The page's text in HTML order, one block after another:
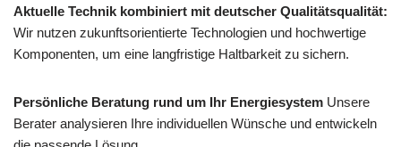
Aktuelle Technik kombiniert mit deutscher Qualitätsqualität:
Wir nutzen zukunftsorientierte Technologien und hochwertige
Komponenten, um eine langfristige Haltbarkeit zu sichern.
Persönliche Beratung rund um Ihr Energiesystem Unsere
Berater analysieren Ihre individuellen Wünsche und entwickeln